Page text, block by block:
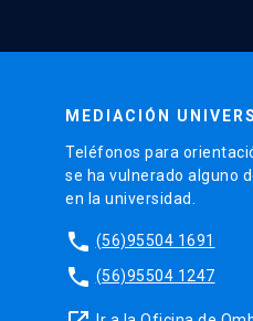
MEDIACIÓN
Teléfonos para
se ha vulnerado alguno
en la universidad.
phone (56)95504 1691
phone (56)95504 1247